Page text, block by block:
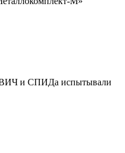
ВИЧ и СПИДа испытывали